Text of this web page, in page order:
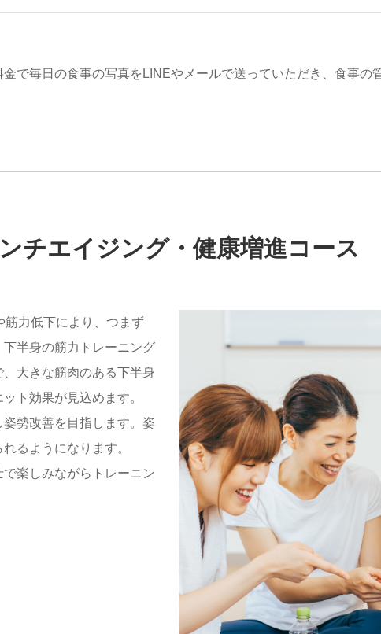
で毎日の食事の写真をLINEやメールで送っていただき、食事の
チエイジング・健康増進コース
筋力低下により、つまず
半身の筋力トレーニング
大きな筋肉のある下半身
ト効果が見込めます。
勢改善を目指します。姿
るようになります。
楽しみながらトレーニン